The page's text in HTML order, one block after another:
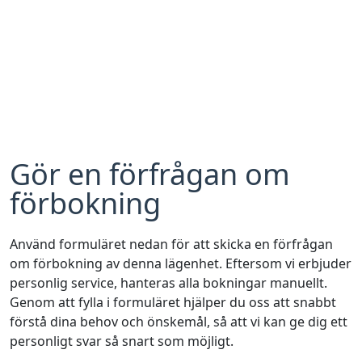
Gör en förfrågan om
förbokning
Använd formuläret nedan för att skicka en förfrågan
om förbokning av denna lägenhet. Eftersom vi erbjuder
personlig service, hanteras alla bokningar manuellt.
Genom att fylla i formuläret hjälper du oss att snabbt
förstå dina behov och önskemål, så att vi kan ge dig ett
personligt svar så snart som möjligt.